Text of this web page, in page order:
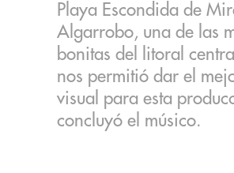
Playa Escondida de
Algarrobo, una de las
bonitas del litoral
nos permitió dar el
visual para esta
concluyó el músico.